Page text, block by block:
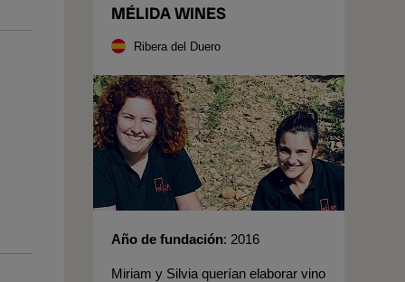
MÉLIDA WINES
Ribera del Duero
Año de fundación 2016
Miriam y Silvia querían elaborar vino